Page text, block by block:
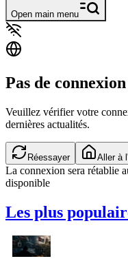
Open main menu
Pas de
Veuillez vérifier votre
dernières actualités.
Réessayer Aller à
La connexion sera rétablie
disponible
Les plus